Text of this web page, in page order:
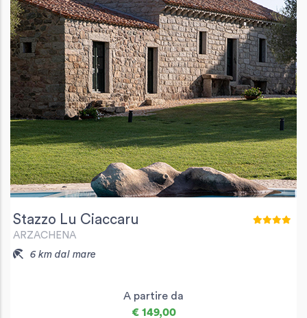
Stazzo Lu Ciaccaru
ARZACHENA
6 km dal mare
A partire da
€ 149,00